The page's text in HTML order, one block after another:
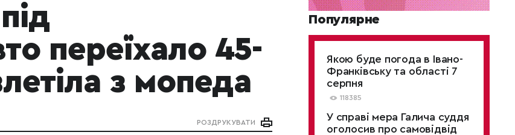
переїхало 45-
з мопеда
РОЗДРУКУВАТИ
Популярне
Якою буде погода в Івано-
Франківську та області 7
серпня
118385
У справі мера Галича суддя
оголосив про самовідвід